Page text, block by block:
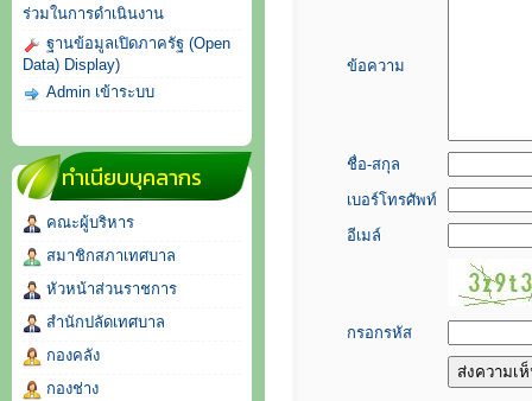
ร่วมในการดำเนินงาน
ฐานข้อมูลเปิดภาครัฐ (Open
Data) Display)
Admin เข้าระบบ
ทำเนียบบุคลากร
คณะผู้บริหาร
สมาชิกสภาเทศบาล
หัวหน้าส่วนราชการ
สำนักปลัดเทศบาล
กองคลัง
กองช่าง
ข้อความ
ชื่อ-สกุล
เบอร์โทรศัพท์
อีเมล์
กรอกรหัส